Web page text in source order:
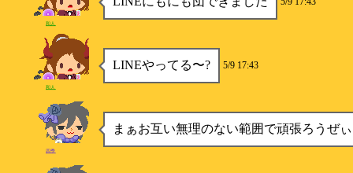
和人
LINEやってる〜? 5/9 17:43
和人
まぁお互い無理のない範囲で頑張ろうぜぃ
四季